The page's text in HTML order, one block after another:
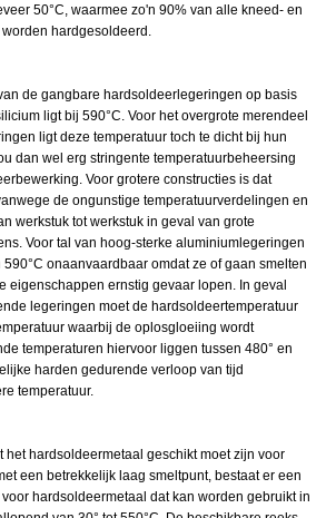
50°C, waarmee zo'n 90% van alle kneed- en
hardgesoldeerd.
de gangbare hardsoldeerlegeringen op basis
ligt bij 590°C. Voor het overgrote merendeel
ligt deze temperatuur toch te dicht bij hun
dan wel erg stringente temperatuurbeheersing
Voor grotere constructies is dat
de ongunstige temperatuurverdelingen en
werkstuk tot werkstuk in geval van grote
Voor tal van hoog-sterke aluminiumlegeringen
onaanvaardbaar omdat ze of gaan smelten
eigenschappen ernstig gevaar lopen. In geval
legeringen moet de hardsoldeertemperatuur
waarbij de oplosgloeiing wordt
temperaturen hiervoor liggen tussen 480° en
harden gedurende verloop van tijd
temperatuur.
het hardsoldeermetaal geschikt moet zijn voor
een betrekkelijk laag smeltpunt, bestaat er een
hardsoldeermetaal dat kan worden gebruikt in